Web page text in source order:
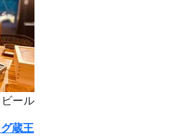
ール
蔵王